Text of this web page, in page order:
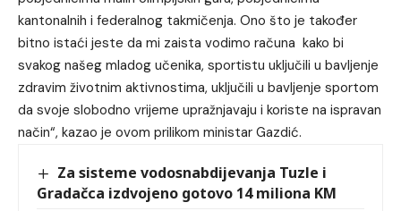
kantonalnih i federalnog takmičenja. Ono što je također
bitno istaći jeste da mi zaista vodimo računa kako bi
svakog našeg mladog učenika, sportistu uključili u bavljenje
zdravim životnim aktivnostima, uključili u bavljenje sportom
da svoje slobodno vrijeme upražnjavaju i koriste na ispravan
način“, kazao je ovom prilikom ministar Gazdić.
Za sisteme vodosnabdijevanja Tuzle i
Gradačca izdvojeno gotovo 14 miliona KM